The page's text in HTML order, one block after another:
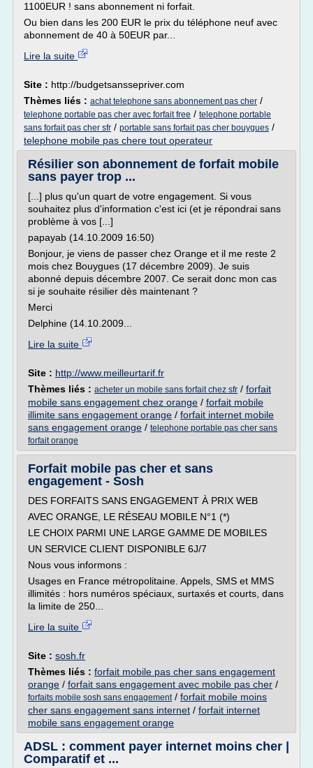
1100EUR ! sans abonnement ni forfait.
Ou bien dans les 200 EUR le prix du téléphone neuf avec
abonnement de 40 à 50EUR par...
Lire la suite
Site : http://budgetsanssepriver.com
Thèmes liés : achat telephone sans abonnement pas cher /
telephone portable pas cher avec forfait free / telephone portable
sans forfait pas cher sfr / portable sans forfait pas cher bouygues /
telephone mobile pas chere tout operateur
Résilier son abonnement de forfait mobile
sans payer trop ...
[...] plus qu'un quart de votre engagement. Si vous
souhaitez plus d'information c'est ici (et je répondrai sans
problème à vos [...]
papayab (14.10.2009 16:50)
Bonjour, je viens de passer chez Orange et il me reste 2
mois chez Bouygues (17 décembre 2009). Je suis
abonné depuis décembre 2007. Ce serait donc mon cas
si je souhaite résilier dès maintenant ?
Merci
Delphine (14.10.2009...
Lire la suite
Site : http://www.meilleurtarif.fr
Thèmes liés : acheter un mobile sans forfait chez sfr / forfait
mobile sans engagement chez orange / forfait mobile
illimite sans engagement orange / forfait internet mobile
sans engagement orange / telephone portable pas cher sans
forfait orange
Forfait mobile pas cher et sans
engagement - Sosh
DES FORFAITS SANS ENGAGEMENT À PRIX WEB
AVEC ORANGE, LE RÉSEAU MOBILE N°1 (*)
LE CHOIX PARMI UNE LARGE GAMME DE MOBILES
UN SERVICE CLIENT DISPONIBLE 6J/7
Nous vous informons :
Usages en France métropolitaine. Appels, SMS et MMS
illimités : hors numéros spéciaux, surtaxés et courts, dans
la limite de 250...
Lire la suite
Site : sosh.fr
Thèmes liés : forfait mobile pas cher sans engagement
orange / forfait sans engagement avec mobile pas cher /
forfaits mobile sosh sans engagement/ forfait mobile moins
cher sans engagement sans internet / forfait internet
mobile sans engagement orange
ADSL : comment payer internet moins cher |
Comparatif et ...